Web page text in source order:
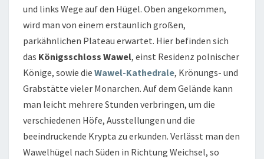
und links Wege auf den Hügel. Oben angekommen,
wird man von einem erstaunlich großen,
parkähnlichen Plateau erwartet. Hier befinden sich
das Königsschloss Wawel, einst Residenz polnischer
Könige, sowie die Wawel-Kathedrale, Krönungs- und
Grabstätte vieler Monarchen. Auf dem Gelände kann
man leicht mehrere Stunden verbringen, um die
verschiedenen Höfe, Ausstellungen und die
beeindruckende Krypta zu erkunden. Verlässt man den
Wawelhügel nach Süden in Richtung Weichsel, so